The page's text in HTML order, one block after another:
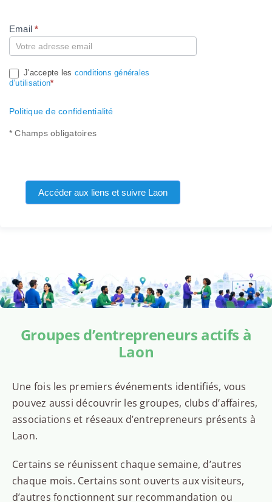
Compte
Email*
J'accepte les conditions générales
d’utilisation*
Politique de confidentialité
* Champs obligatoires
Accéder aux liens et suivre Laon
Groupes d’entrepreneurs actifs à
Laon
Une fois les premiers événements identifiés, vous
pouvez aussi découvrir les groupes, clubs d’affaires,
associations et réseaux d’entrepreneurs présents à
Laon.
Certains se réunissent chaque semaine, d’autres
chaque mois. Certains sont ouverts aux visiteurs,
d’autres fonctionnent sur recommandation ou